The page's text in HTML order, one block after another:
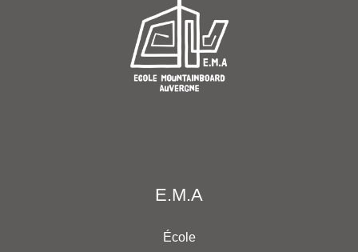
E.M.A
École